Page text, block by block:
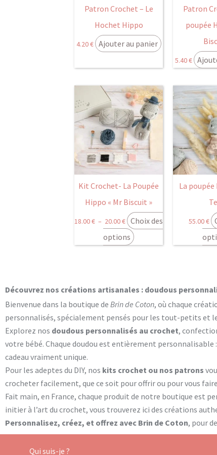
Patron Crochet – Le
Hochet Hippo
4.20€ Ajouter au panier
Patron
poupée
5.40€
Kit Crochet- La Poupée
Hippo « Mr Biscuit »
18.00€ – 20.00€
Plage
de
prix :
18.00 €
à
20.00 €
Choix des
options
Ce
produit
a
plusieurs
variations.
Les
options
peuvent
être
choisies
sur
la
La poupée
55.00€
Découvrez nos créations artisanales : doudous
Bienvenue dans la boutique de Brin de Coton, où chaque
personnalisés, spécialement pensés pour les tout-petits et
Explorez nos doudous personnalisés au crochet,
votre bébé. Chaque doudou est entièrement
cadeau vraiment unique.
Pour les adeptes du DIY, nos kits crochet ou nos patrons
crocheter facilement, que ce soit pour offrir ou pour vous
Fait main, en France, chaque produit de notre boutique est
initier à l’art du crochet, vous trouverez ici des créations
Personnalisez, créez, et offrez avec Brin de Coton, pour
Qui suis-je ?